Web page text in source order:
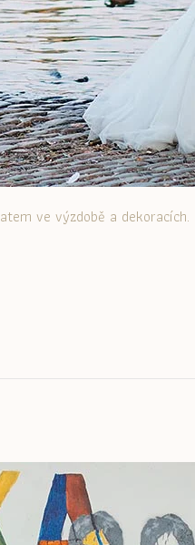
ve výzdobě a dekoracích.